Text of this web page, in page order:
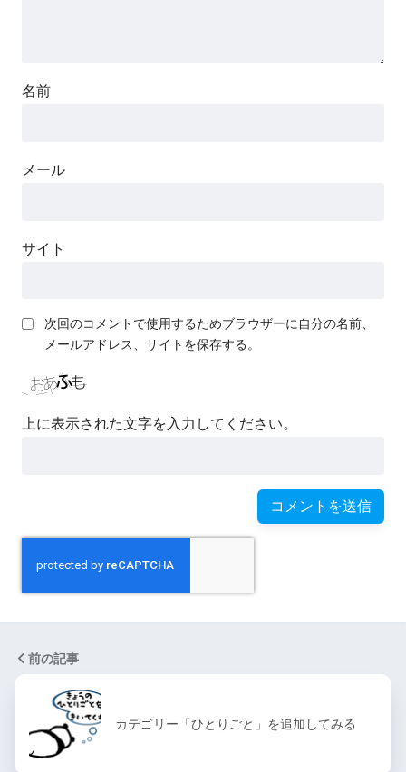
名前
メール
サイト
次回のコメントで使用するためブラウザーに自分の名前、
メールアドレス、サイトを保存する。
上に表示された文字を入力してください。
前の記事
カテゴリー「ひとりごと」を追加してみる